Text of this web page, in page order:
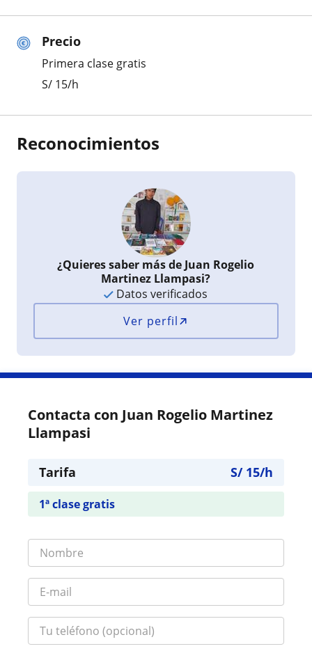
Precio
Primera clase gratis
S/ 15/h
Reconocimientos
¿Quieres saber más de Juan Rogelio
Martinez Llampasi?
Datos verificados
Ver perfil
Contacta con Juan Rogelio Martinez
Llampasi
Tarifa S/ 15/h
1ª clase gratis